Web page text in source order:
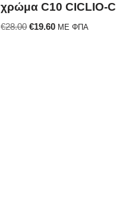
χρώμα C10 CICLIO-C
€28.00 €19.60 ΜΕ ΦΠΑ